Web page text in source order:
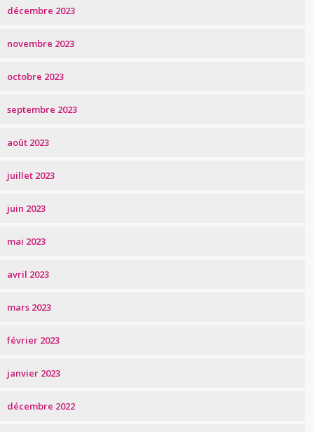
décembre 2023
novembre 2023
octobre 2023
septembre 2023
août 2023
juillet 2023
juin 2023
mai 2023
avril 2023
mars 2023
février 2023
janvier 2023
décembre 2022